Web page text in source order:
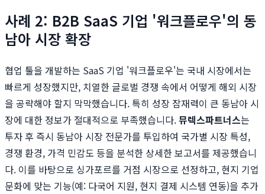
사례 2: B2B SaaS 기업 '워크플로우'의 동
남아 시장 확장
협업 툴을 개발하는 SaaS 기업 '워크플로우'는 국내 시장에서는
빠르게 성장했지만, 치열한 글로벌 경쟁 속에서 어떻게 해외 시장
을 공략해야 할지 막막했습니다. 특히 성장 잠재력이 큰 동남아 시
장에 대한 정보가 절대적으로 부족했습니다.뮤렉스파트너스는
투자 후 즉시 동남아 시장 전문가를 투입하여 국가별 시장 특성,
경쟁 환경, 가격 민감도 등을 분석한 상세한 보고서를 제공했습니
다. 이를 바탕으로 싱가포르를 거점 시장으로 선정하고, 현지 기업
문화에 맞는 기능(예: 다국어 지원, 현지 결제 시스템 연동)을 추가